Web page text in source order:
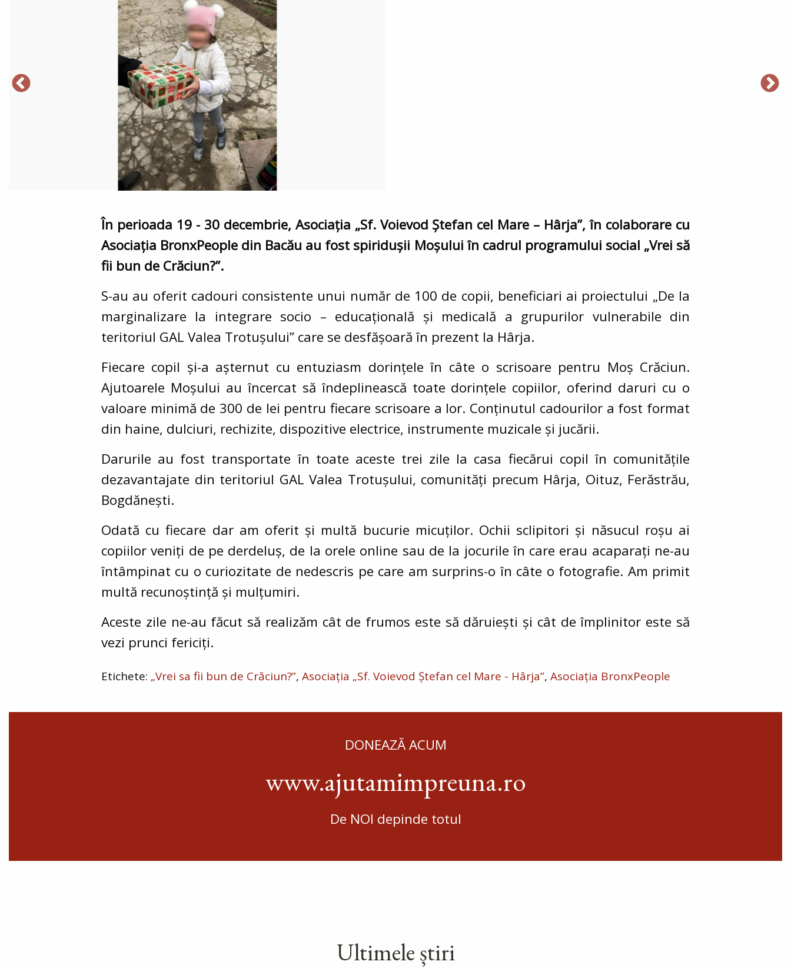
În perioada 19 - 30 decembrie, Asociația „Sf. Voievod Ștefan cel Mare – Hârja”, în colaborare cu
Asociația BronxPeople din Bacău au fost spiridușii Moșului în cadrul programului social „Vrei să
fii bun de Crăciun?”.
S-au au oferit cadouri consistente unui număr de 100 de copii, beneficiari ai proiectului „De la
marginalizare la integrare socio – educațională și medicală a grupurilor vulnerabile din
teritoriul GAL Valea Trotușului” care se desfășoară în prezent la Hârja.
Fiecare copil și-a așternut cu entuziasm dorințele în câte o scrisoare pentru Moș Crăciun.
Ajutoarele Moșului au încercat să îndeplinească toate dorințele copiilor, oferind daruri cu o
valoare minimă de 300 de lei pentru fiecare scrisoare a lor. Conținutul cadourilor a fost format
din haine, dulciuri, rechizite, dispozitive electrice, instrumente muzicale și jucării.
Darurile au fost transportate în toate aceste trei zile la casa fiecărui copil în comunitățile
dezavantajate din teritoriul GAL Valea Trotușului, comunități precum Hârja, Oituz, Ferăstrău,
Bogdănești.
Odată cu fiecare dar am oferit și multă bucurie micuților. Ochii sclipitori și năsucul roșu ai
copiilor veniți de pe derdeluș, de la orele online sau de la jocurile în care erau acaparați ne-au
întâmpinat cu o curiozitate de nedescris pe care am surprins-o în câte o fotografie. Am primit
multă recunoștință și mulțumiri.
Aceste zile ne-au făcut să realizăm cât de frumos este să dăruiești și cât de împlinitor este să
vezi prunci fericiți.
„Vrei sa fii bun de Crăciun?” Asociația „Sf. Voievod Ștefan cel Mare - Hârja” Asociația BronxPeople
DONEAZĂ ACUM
www.ajutamimpreuna.ro
De NOI depinde totul
Ultimele știri